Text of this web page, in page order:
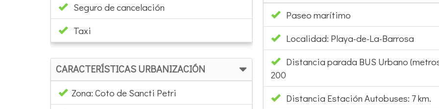
Seguro de cancelación
Taxi
CARACTERÍSTICAS URBANIZACIÓN
Zona: Coto de Sancti Petri
Paseo marítimo
Localidad: Playa-de-La-Barrosa
Distancia parada BUS Urbano
200
Distancia Estación Autobuses: 7 km.